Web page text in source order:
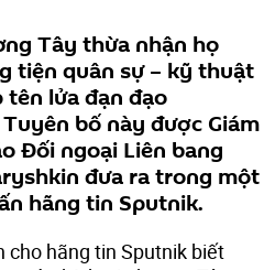
Tây thừa nhận họ
tiện quân sự – kỹ thuật
lửa đạn đạo
bố này được Giám
Đối ngoại Liên bang
đưa ra trong một
hãng tin Sputnik.
cho hãng tin Sputnik biết